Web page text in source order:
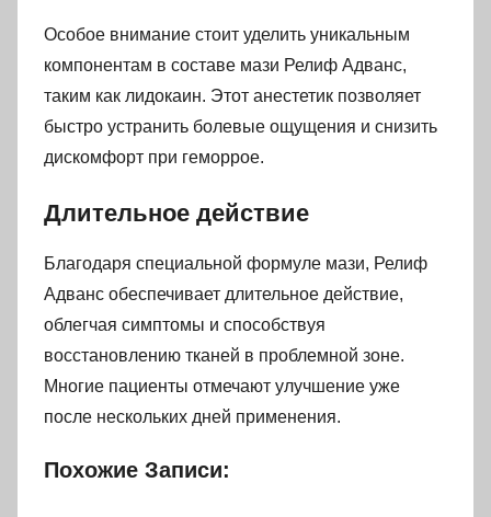
Особое внимание стоит уделить уникальным
компонентам в составе мази Релиф Адванс,
таким как лидокаин. Этот анестетик позволяет
быстро устранить болевые ощущения и снизить
дискомфорт при геморрое.
Длительное действие
Благодаря специальной формуле мази, Релиф
Адванс обеспечивает длительное действие,
облегчая симптомы и способствуя
восстановлению тканей в проблемной зоне.
Многие пациенты отмечают улучшение уже
после нескольких дней применения.
Похожие Записи: